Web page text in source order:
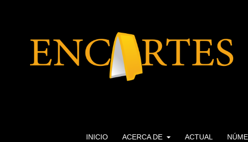
INICIO ACERCA DE ACTUAL